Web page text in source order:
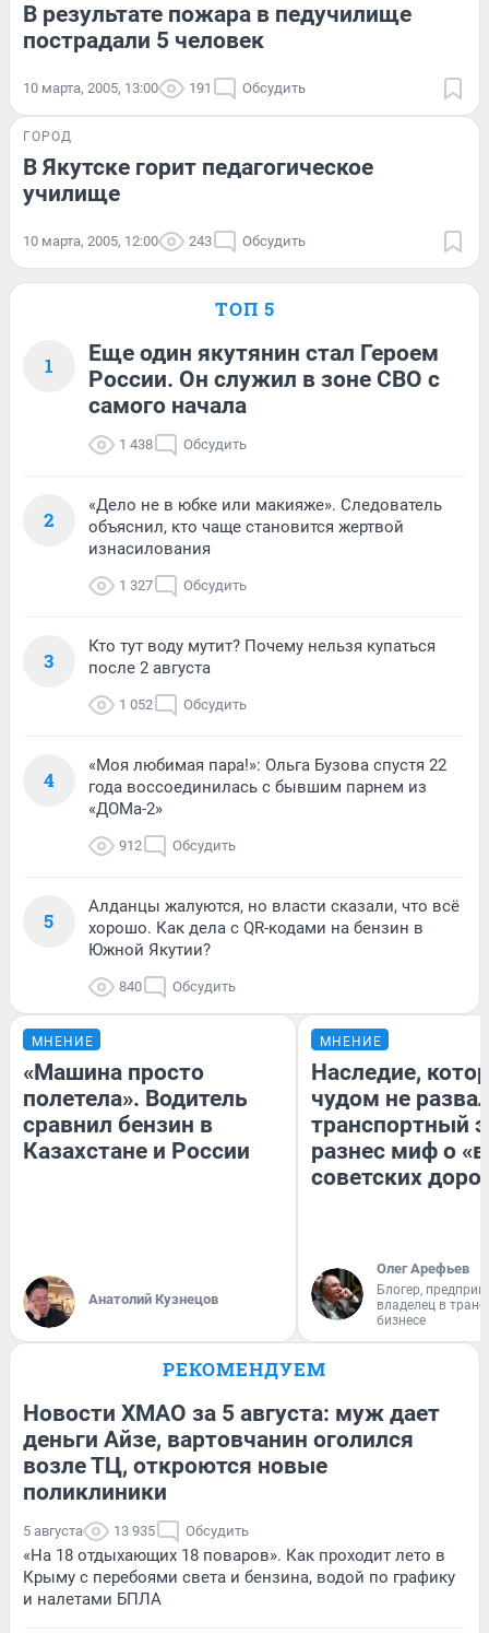
В результате пожара в педучилище
пострадали 5 человек
10 марта, 2005, 13:00 191 Обсудить
ГОРОД
В Якутске горит педагогическое
училище
10 марта, 2005, 12:00 243 Обсудить
ТОП 5
1
Еще один якутянин стал Героем
России. Он служил в зоне СВО с
самого начала
1 438 Обсудить
2
«Дело не в юбке или макияже». Следователь
объяснил, кто чаще становится жертвой
изнасилования
1 327 Обсудить
3
Кто тут воду мутит? Почему нельзя купаться
после 2 августа
1 052 Обсудить
4
«Моя любимая пара!»: Ольга Бузова спустя 22
года воссоединилась с бывшим парнем из
«ДОМа-2»
912 Обсудить
5
Алданцы жалуются, но власти сказали, что всё
хорошо. Как дела с QR-кодами на бензин в
Южной Якутии?
840 Обсудить
МНЕНИЕ
«Машина просто
полетела». Водитель
сравнил бензин в
Казахстане и России
Анатолий Кузнецов
МНЕНИЕ
Наследие,
чудом не
транспортный
разнес миф о
советских
Олег Арефьев
Блогер,
владелец в
бизнесе
РЕКОМЕНДУЕМ
Новости ХМАО за 5 августа: муж дает
деньги Айзе, вартовчанин оголился
возле ТЦ, откроются новые
поликлиники
5 августа 13 935 Обсудить
«На 18 отдыхающих 18 поваров». Как проходит лето в
Крыму с перебоями света и бензина, водой по графику
и налетами БПЛА